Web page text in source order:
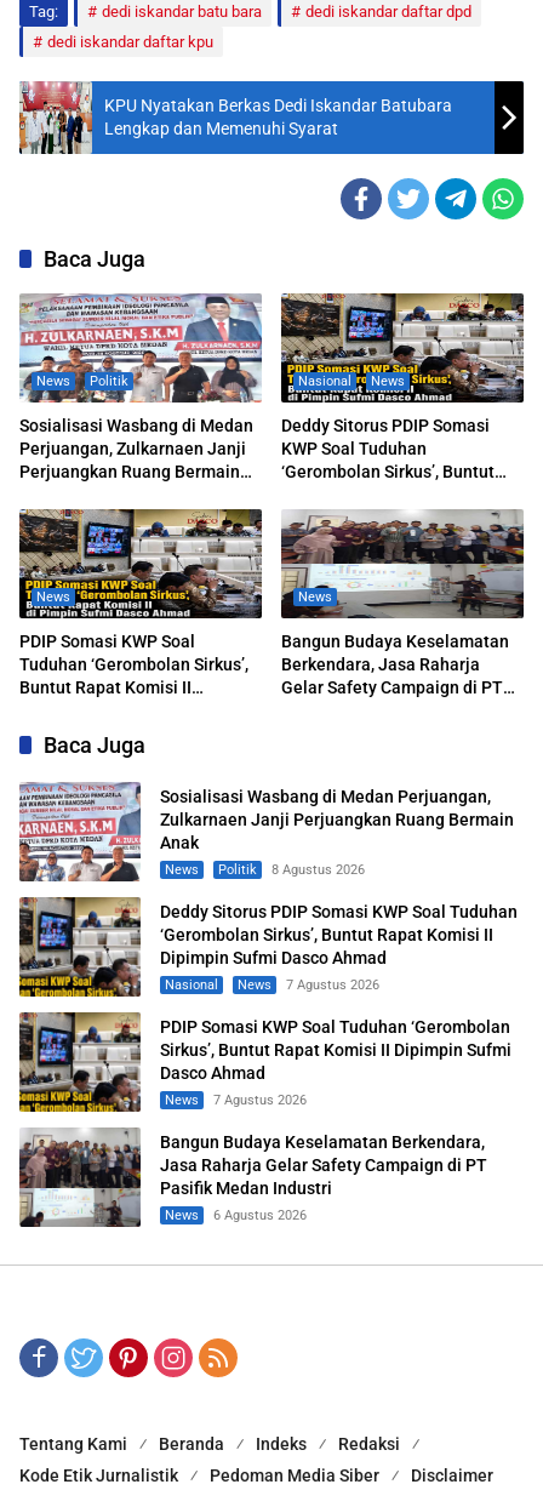
Tag: dedi iskandar batu bara
dedi iskandar daftar dpd
dedi iskandar daftar kpu
KPU Nyatakan Berkas Dedi Iskandar Batubara
Lengkap dan Memenuhi Syarat
Baca Juga
News Politik
Sosialisasi Wasbang di Medan
Perjuangan, Zulkarnaen Janji
Perjuangkan Ruang Bermain
Nasional News
Deddy Sitorus PDIP Somasi
KWP Soal Tuduhan
‘Gerombolan Sirkus’, Buntut
Dasco Ahmad
News
PDIP Somasi KWP Soal
Tuduhan ‘Gerombolan Sirkus’,
Buntut Rapat Komisi II
News
Bangun Budaya Keselamatan
Berkendara, Jasa Raharja
Gelar Safety Campaign di PT
Baca Juga
Sosialisasi Wasbang di Medan Perjuangan,
Zulkarnaen Janji Perjuangkan Ruang Bermain
Anak
News Politik 8 Agustus 2026
Deddy Sitorus PDIP Somasi KWP Soal Tuduhan
‘Gerombolan Sirkus’, Buntut Rapat Komisi II
Dipimpin Sufmi Dasco Ahmad
Nasional News 7 Agustus 2026
PDIP Somasi KWP Soal Tuduhan ‘Gerombolan
Sirkus’, Buntut Rapat Komisi II Dipimpin Sufmi
Dasco Ahmad
News 7 Agustus 2026
Bangun Budaya Keselamatan Berkendara,
Jasa Raharja Gelar Safety Campaign di PT
Pasifik Medan Industri
News 6 Agustus 2026
Tentang Kami Beranda Indeks
Redaksi
Kode Etik Jurnalistik
Pedoman Media Siber Disclaimer